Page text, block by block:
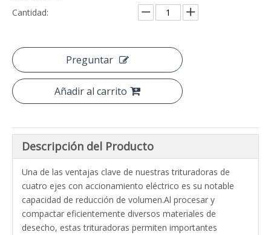
Cantidad:
Preguntar
Añadir al carrito
Descripción del Producto
Una de las ventajas clave de nuestras trituradoras de
cuatro ejes con accionamiento eléctrico es su notable
capacidad de reducción de volumen.Al procesar y
compactar eficientemente diversos materiales de
desecho, estas trituradoras permiten importantes